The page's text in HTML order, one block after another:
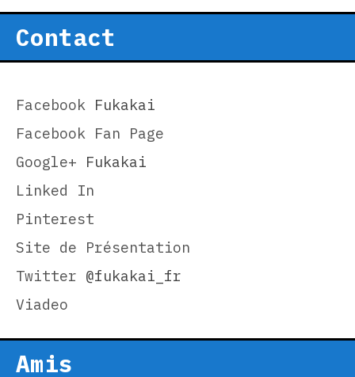
Contact
Facebook Fukakai
Facebook Fan Page
Google+ Fukakai
Linked In
Pinterest
Site de Présentation
Twitter @fukakai_fr
Viadeo
Amis